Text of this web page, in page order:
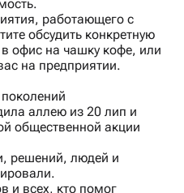
работающего с
обсудить конкретную
офис на чашку кофе, или
на предприятии.
аллею из 20 лип и
общественной акции
решений, людей и
и всех, кто помог